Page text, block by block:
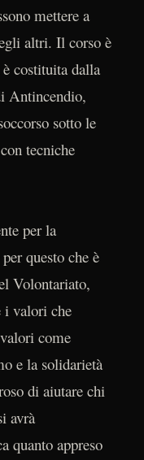
mettere a
altri. Il corso è
costituita dalla
Antincendio,
sotto le
tecniche
per la
questo che è
Volontariato,
i valori che
come
e la solidarietà
di aiutare chi
avrà
quanto appreso